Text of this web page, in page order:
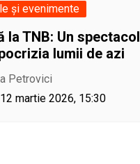
și evenimente
la TNB: Un spectacol
lumii de azi
Petrovici
martie 2026, 15:30